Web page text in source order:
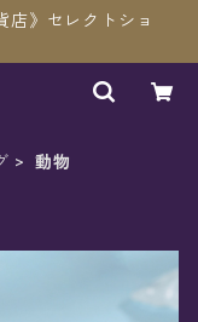
店》セレクトショ
動物